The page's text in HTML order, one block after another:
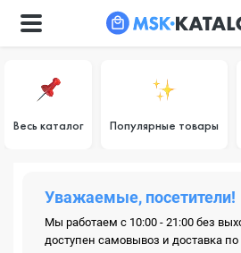
Весь каталог Популярные товары
Уважаемые, посетители!
Мы работаем с 10:00 - 21:00 без
доступен самовывоз и доставка по